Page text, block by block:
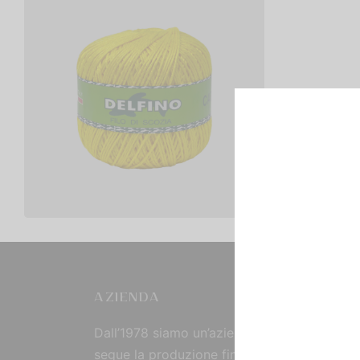
Cotone Delfino Cablè 2
AZIENDA
Dall’1978 siamo un’azienda strutturata che
segue la produzione fin dall’origine, curando